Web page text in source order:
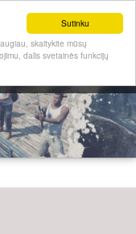
Sutinku
skaitykite mūsų
dalis svetainės funkcijų